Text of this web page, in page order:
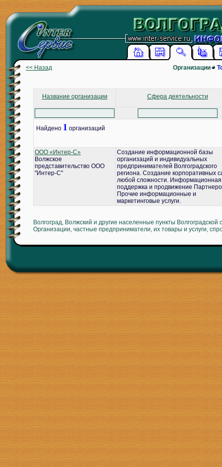
<< Назад Организации
Название организации Сфера деятельности
Найдено 1 организаций
ООО «Интер-С»
Волжское
представительство ООО
"Интер-С"
Создание информационной базы
организаций и индивидуальных
предпринимателей Волгоградского
региона. Создание корпоративных
любой сложности. Информационная
поддержка и продвижение
Прочие информационные и
маркетинговые услуги.
Волгоград, Волжский и другие населенные пункты Волгоградской
Организации, частные предприниматели, их товары и услуги,